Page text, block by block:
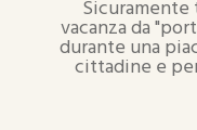
vacanza da
durante una
cittadine e